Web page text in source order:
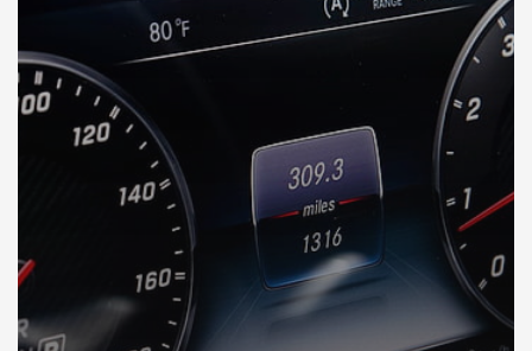
DÉCOUVREZ VOTRE INSPECTION AUTO en Arabie Saoudite